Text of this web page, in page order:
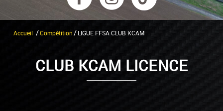
Accueil /Compétition/LIGUE FFSA CLUB KCAM
CLUB KCAM LICENCE